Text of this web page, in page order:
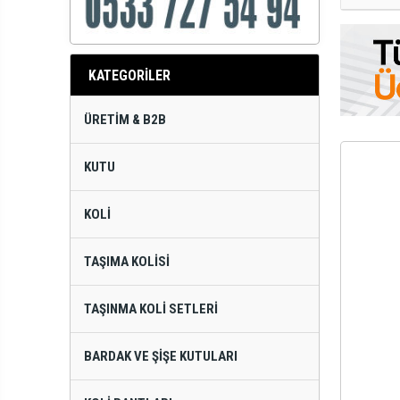
KATEGORİLER
ÜRETIM & B2B
KUTU
KOLI
TAŞIMA KOLISI
TAŞINMA KOLI SETLERI
BARDAK VE ŞIŞE KUTULARI